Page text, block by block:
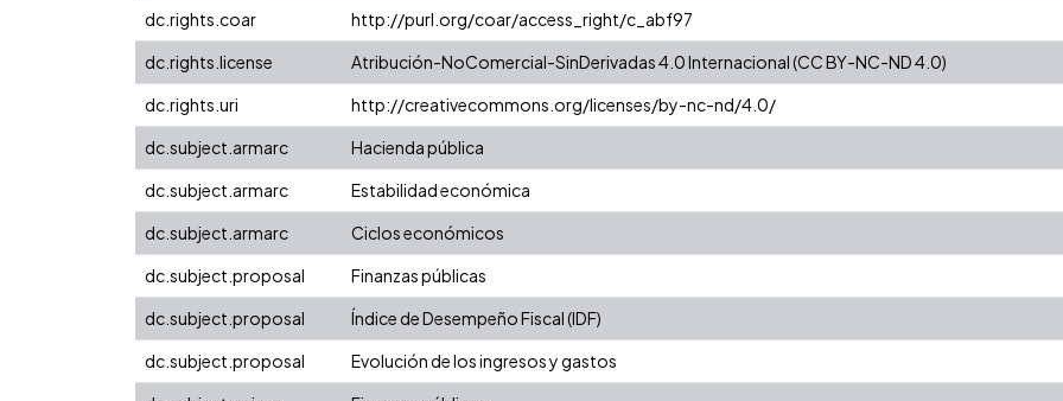
dc.rights.coar
http://purl.org/coar/access_right/c_abf97
dc.rights.license
Atribución-NoComercial-SinDerivadas 4.0 Internacional (CC BY-NC-ND 4.0)
dc.rights.uri
http://creativecommons.org/licenses/by-nc-nd/4.0/
dc.subject.armarc
Hacienda pública
dc.subject.armarc
Estabilidad económica
dc.subject.armarc
Ciclos económicos
dc.subject.proposal
Finanzas públicas
dc.subject.proposal
Índice de Desempeño Fiscal (IDF)
dc.subject.proposal
Evolución de los ingresos y gastos